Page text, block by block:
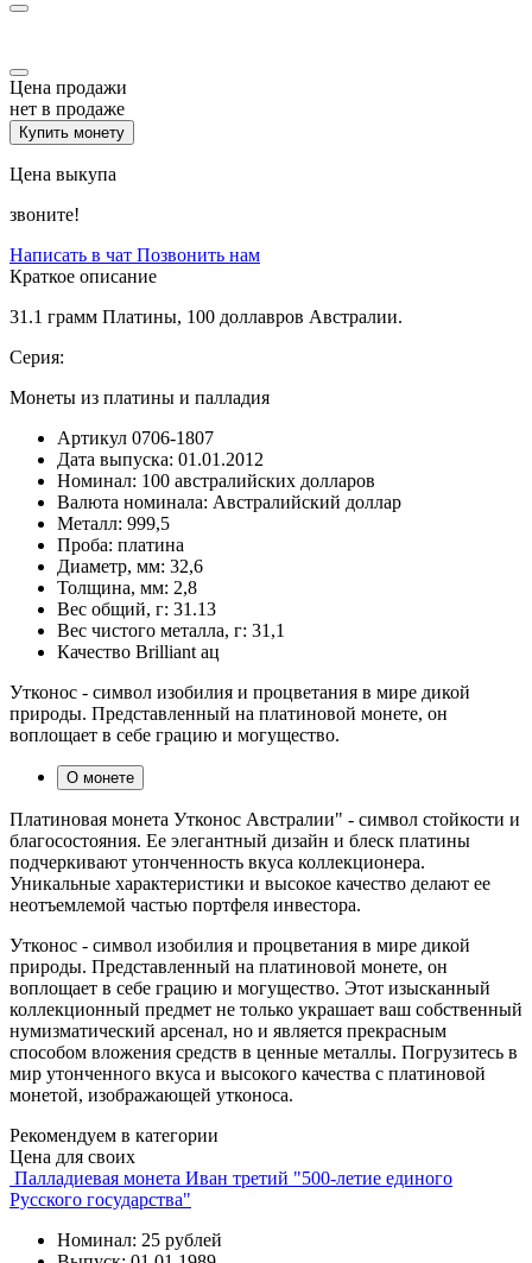
Цена продажи
нет в продаже
Купить монету
Цена выкупа
звоните!
Написать в чат Позвонить нам
Краткое описание
31.1 грамм Платины, 100 доллавров Австралии.
Серия:
Монеты из платины и палладия
Артикул 0706-1807
Дата выпуска: 01.01.2012
Номинал: 100 австралийских долларов
Валюта номинала: Австралийский доллар
Металл: 999,5
Проба: платина
Диаметр, мм: 32,6
Толщина, мм: 2,8
Вес общий, г: 31.13
Вес чистого металла, г: 31,1
Качество Brilliant ац
Утконос - символ изобилия и процветания в мире дикой
природы. Представленный на платиновой монете, он
воплощает в себе грацию и могущество.
О монете
Платиновая монета Утконос Австралии" - символ стойкости и
благосостояния. Ее элегантный дизайн и блеск платины
подчеркивают утонченность вкуса коллекционера.
Уникальные характеристики и высокое качество делают ее
неотъемлемой частью портфеля инвестора.
Утконос - символ изобилия и процветания в мире дикой
природы. Представленный на платиновой монете, он
воплощает в себе грацию и могущество. Этот изысканный
коллекционный предмет не только украшает ваш собственный
нумизматический арсенал, но и является прекрасным
способом вложения средств в ценные металлы. Погрузитесь в
мир утонченного вкуса и высокого качества с платиновой
монетой, изображающей утконоса.
Рекомендуем в категории
Цена для своих
Палладиевая монета Иван третий "500-летие единого
Русского государства"
Номинал: 25 рублей